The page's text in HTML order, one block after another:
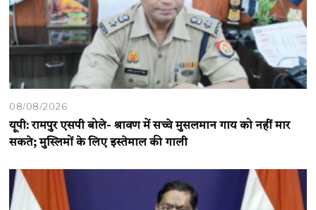
08/08/2026
यूपी: रामपुर एसपी बोले- श्रावण में सच्चे मुसलमान गाय को नहीं मार
सकते; मुस्लिमों के लिए इस्तेमाल की गाली